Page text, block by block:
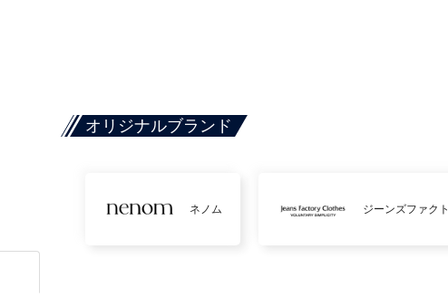
オリジナルブランド
ネノム ジーンズファク